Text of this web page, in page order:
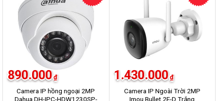
Camera IP hồng ngoại 2MP
Dahua DH-IPC-HDW1230SP-
890.000 ₫
Camera IP Ngoài Trời 2MP
Imou Bullet 2E-D Trắng
1.430.000 ₫